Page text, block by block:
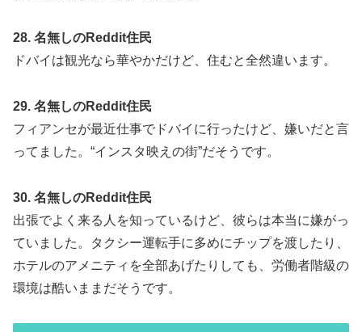
28. 名無しのReddit住民
ドバイは観光なら華やかだけど、住むと全然違います。
29. 名無しのReddit住民
フィアンセが最近仕事でドバイに行ったけど、嫌いだと言
ってました。“インスタ映えの街”だそうです。
30. 名無しのReddit住民
出張でよく来る人を知っているけど、彼らは本当に嫌がっ
ていました。タクシー運転手に多めにチップを渡したり、
ホテルのアメニティを全部あげたりしても、労働者階級の
環境は酷いままだそうです。